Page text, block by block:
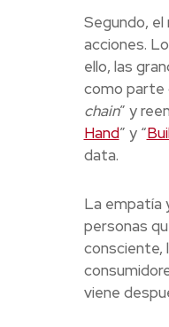
Segundo,
acciones.
ello, las
como parte
chain” y
Hand” y “
data.
La empatía
personas
consciente,
viene